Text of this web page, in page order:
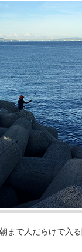
まで人だらけで入